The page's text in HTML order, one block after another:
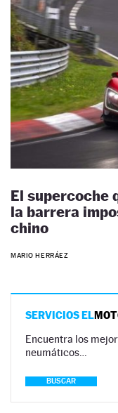
El supercoche
la barrera
chino
MARIO HERRÁEZ
SERVICIOS EL
Encuentra los
neumáticos…
BUSCAR